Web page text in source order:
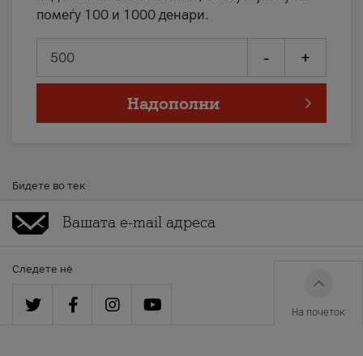
помеѓу 100 и 1000 денари.
- +
Надополни
Бидете во тек
Следете нè
На почеток